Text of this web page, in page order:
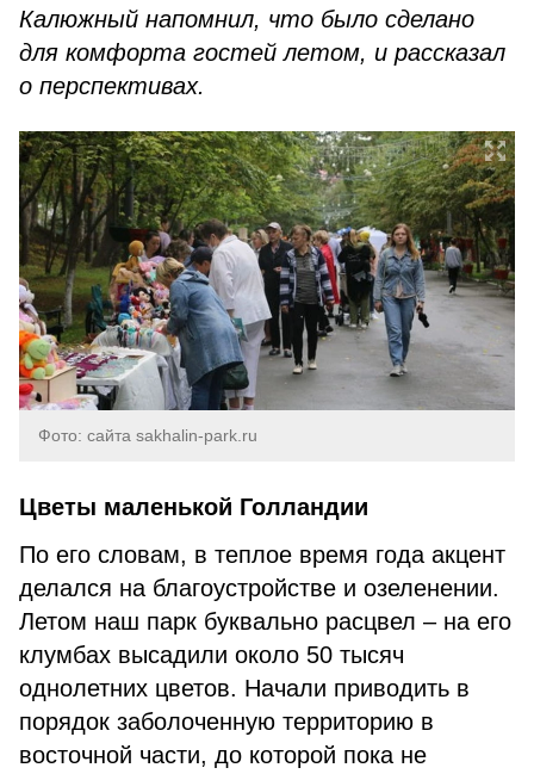
Калюжный напомнил, что было сделано
для комфорта гостей летом, и рассказал
о перспективах.
Фото: сайта sakhalin-park.ru
Цветы маленькой Голландии
По его словам, в теплое время года акцент
делался на благоустройстве и озеленении.
Летом наш парк буквально расцвел – на его
клумбах высадили около 50 тысяч
однолетних цветов. Начали приводить в
порядок заболоченную территорию в
восточной части, до которой пока не